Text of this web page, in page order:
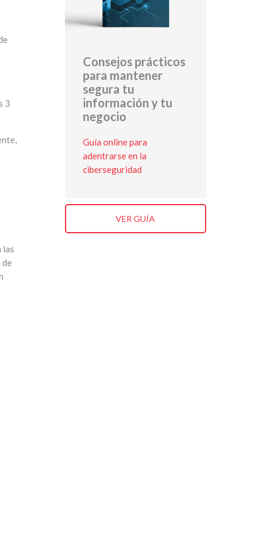
3
las
Consejos prácticos
para mantener
segura tu
información y tu
negocio
Guía online para
adentrarse en la
ciberseguridad
VER GUÍA